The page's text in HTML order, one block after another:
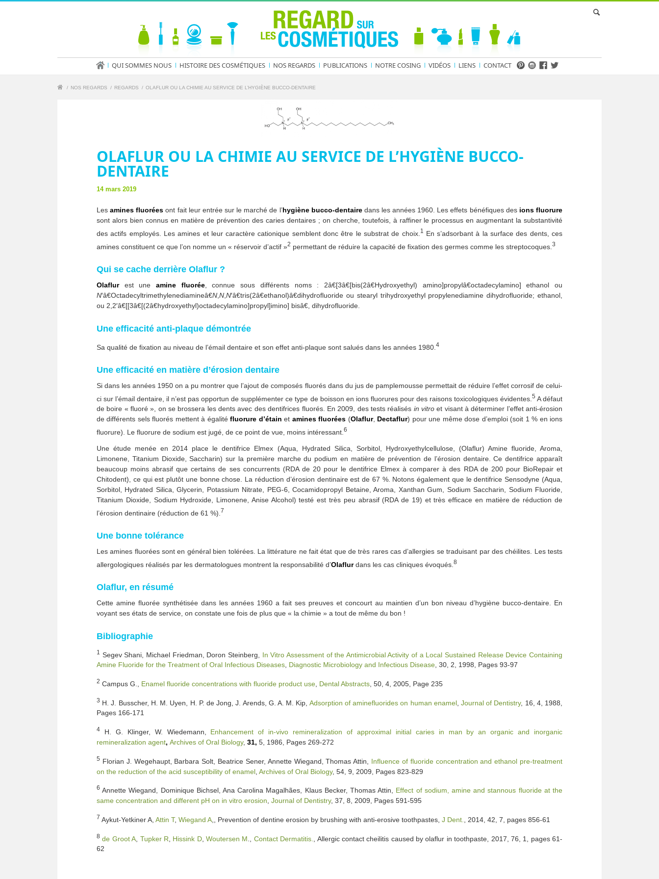
QUI SOMMES NOUS HISTOIRE DES COSMÉTIQUES NOS REGARDS PUBLICATIONS NOTRE COSING VIDÉOS LIENS CONTACT
/ NOS REGARDS / REGARDS / OLAFLUR OU LA CHIMIE AU SERVICE DE L’HYGIÈNE BUCCO-DENTAIRE
OLAFLUR OU LA CHIMIE AU SERVICE DE L’HYGIÈNE BUCCO-
DENTAIRE
14 mars 2019
Lesamines fluorées ont fait leur entrée sur le marché de l’hygiène bucco-dentairedans les années 1960. Les effets bénéfiques des ions fluorure
sont alors bien connus en matière de prévention des caries dentaires ; on cherche, toutefois, à raffiner le processus en augmentant la substantivité
des actifs employés. Les amines et leur caractère cationique semblent donc être le substrat de choix. 1
En s’adsorbant à la surface des dents, ces
amines constituent ce que l’on nomme un « réservoir d’actif »2 permettant de réduire la capacité de fixation des germes comme les streptocoques. 3
Qui se cache derrière Olaflur ?
Olaflurest uneamine fluorée, connue sous différents noms : 2â€[3â€[bis(2â€Hydroxyethyl) amino]propylâ€octadecylamino] ethanol ou
N′â€Octadecyltrimethylenediamineâ€N,N,N′â€tris(2â€ethanol)â€dihydrofluoride ou stearyl trihydroxyethyl propylenediamine dihydrofluoride; ethanol,
ou 2,2′â€[[3â€[(2â€hydroxyethyl)octadecylamino]propyl]imino] bisâ€, dihydrofluoride.
Une efficacité anti-plaque démontrée
Sa qualité de fixation au niveau de l’émail dentaire et son effet anti-plaque sont salués dans les années 1980. 4
Une efficacité en matière d’érosion dentaire
Si dans les années 1950 on a pu montrer que l’ajout de composés fluorés dans du jus de pamplemousse permettait de réduire l’effet corrosif de celui-
ci sur l’émail dentaire, il n’est pas opportun de supplémenter ce type de boisson en ions fluorures pour des raisons toxicologiques évidentes. 5 A défaut
de boire « fluoré », on se brossera les dents avec des dentifrices fluorés. En 2009, des tests réalisés in vitroet visant à déterminer l’effet anti-érosion
de différents sels fluorés mettent à égalitéfluorure d’étain et amines fluorées (Olaflur, Dectaflur) pour une même dose d’emploi (soit 1 % en ions
fluorure). Le fluorure de sodium est jugé, de ce point de vue, moins intéressant. 6
Une étude menée en 2014 place le dentifrice Elmex (Aqua, Hydrated Silica, Sorbitol, Hydroxyethylcellulose, (Olaflur) Amine fluoride, Aroma,
Limonene, Titanium Dioxide, Saccharin) sur la première marche du podium en matière de prévention de l’érosion dentaire. Ce dentifrice apparaît
beaucoup moins abrasif que certains de ses concurrents (RDA de 20 pour le dentifrice Elmex à comparer à des RDA de 200 pour BioRepair et
Chitodent), ce qui est plutôt une bonne chose. La réduction d’érosion dentinaire est de 67 %. Notons également que le dentifrice Sensodyne (Aqua,
Sorbitol, Hydrated Silica, Glycerin, Potassium Nitrate, PEG-6, Cocamidopropyl Betaine, Aroma, Xanthan Gum, Sodium Saccharin, Sodium Fluoride,
Titanium Dioxide, Sodium Hydroxide, Limonene, Anise Alcohol) testé est très peu abrasif (RDA de 19) et très efficace en matière de réduction de
l’érosion dentinaire (réduction de 61 %). 7
Une bonne tolérance
Les amines fluorées sont en général bien tolérées. La littérature ne fait état que de très rares cas d’allergies se traduisant par des chéilites. Les tests
allergologiques réalisés par les dermatologues montrent la responsabilité d’Olaflurdans les cas cliniques évoqués. 8
Olaflur, en résumé
Cette amine fluorée synthétisée dans les années 1960 a fait ses preuves et concourt au maintien d’un bon niveau d’hygiène bucco-dentaire. En
voyant ses états de service, on constate une fois de plus que « la chimie » a tout de même du bon !
Bibliographie
1 Segev Shani, Michael Friedman, Doron Steinberg, In Vitro Assessment of the Antimicrobial Activity of a Local Sustained Release Device Containing
Amine Fluoride for the Treatment of Oral Infectious Diseases, Diagnostic Microbiology and Infectious Disease, 30, 2, 1998, Pages 93-97
2 Campus G., Enamel fluoride concentrations with fluoride product use Dental Abstracts , 50, 4, 2005, Page 235
3 H. J. Busscher, H. M. Uyen, H. P. de Jong, J. Arends, G. A. M. Kip, Adsorption of aminefluorides on human enamel, Journal of Dentistry, 16, 4, 1988,
Pages 166-171
4 H. G. Klinger, W. Wiedemann, Enhancement of in-vivo remineralization of approximal initial caries in man by an organic and inorganic
remineralization agent, Archives of Oral Biology, 31, 5, 1986, Pages 269-272
5 Florian J. Wegehaupt, Barbara Solt, Beatrice Sener, Annette Wiegand, Thomas Attin, Influence of fluoride concentration and ethanol pre-treatment
on the reduction of the acid susceptibility of enamel Archives of Oral Biology, 54, 9, 2009, Pages 823-829
6 Annette Wiegand, Dominique Bichsel, Ana Carolina Magalhães, Klaus Becker, Thomas Attin, Effect of sodium, amine and stannous fluoride at the
same concentration and different pH on in vitro erosion Journal of Dentistry, 37, 8, 2009, Pages 591-595
7 Aykut-Yetkiner A, Attin T, Wiegand A ,, Prevention of dentine erosion by brushing with anti-erosive toothpastes, J Dent. , 2014, 42, 7, pages 856-61
8 de Groot A Tupker R Hissink D, Woutersen M Contact Dermatitis.
, Allergic contact cheilitis caused by olaflur in toothpaste, 2017, 76, 1, pages 61-
62